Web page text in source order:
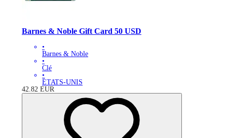
Barnes & Noble Gift Card 50 USD
•
Barnes & Noble
•
Clé
•
ÉTATS-UNIS
42.82 EUR